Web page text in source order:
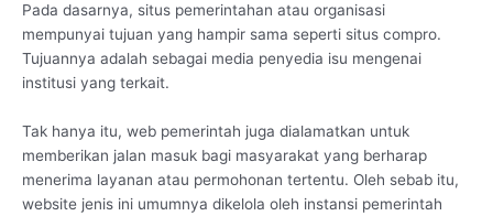
Pada dasarnya, situs pemerintahan atau organisasi
mempunyai tujuan yang hampir sama seperti situs compro.
Tujuannya adalah sebagai media penyedia isu mengenai
institusi yang terkait.
Tak hanya itu, web pemerintah juga dialamatkan untuk
memberikan jalan masuk bagi masyarakat yang berharap
menerima layanan atau permohonan tertentu. Oleh sebab itu,
website jenis ini umumnya dikelola oleh instansi pemerintah